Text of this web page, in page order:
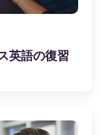
英語の復習